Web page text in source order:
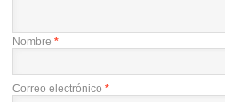
Nombre *
Correo electrónico *